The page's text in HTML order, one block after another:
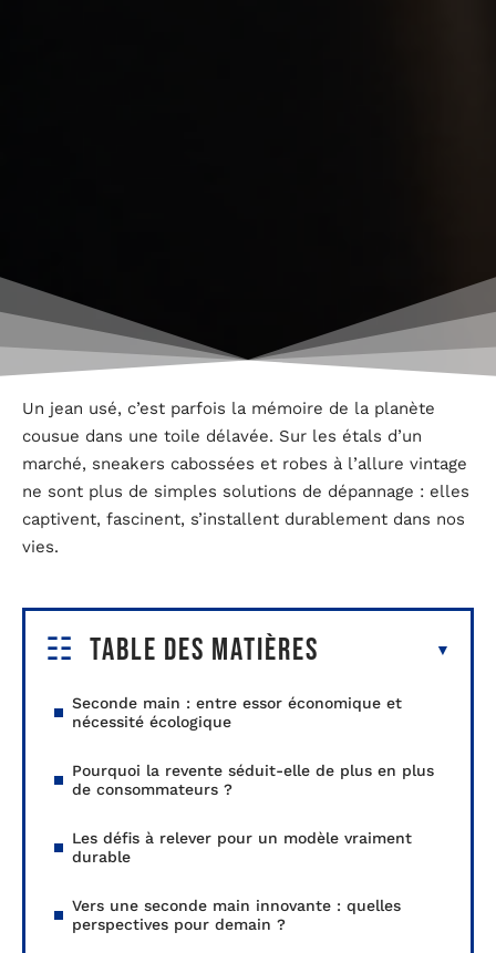
Un jean usé, c’est parfois la mémoire de la planète
cousue dans une toile délavée. Sur les étals d’un
marché, sneakers cabossées et robes à l’allure vintage
ne sont plus de simples solutions de dépannage : elles
captivent, fascinent, s’installent durablement dans nos
vies.
Table des matières
Seconde main : entre essor économique et
nécessité écologique
Pourquoi la revente séduit-elle de plus en plus
de consommateurs ?
Les défis à relever pour un modèle vraiment
durable
Vers une seconde main innovante : quelles
perspectives pour demain ?